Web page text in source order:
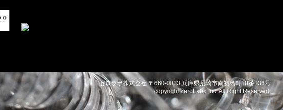
ゼロラボ株式会社 〒660-0833 兵庫県尼崎市南初島町10番136号
copyright ZeroLabo Inc. All Right Reserved.